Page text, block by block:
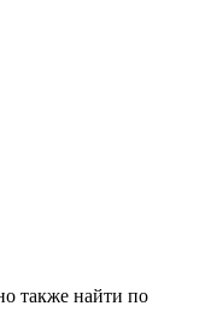
также найти по